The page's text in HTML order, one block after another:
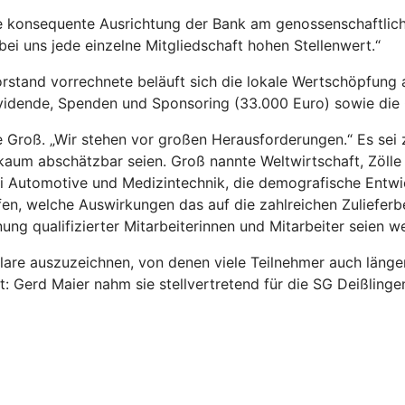
Ausrichtung der Bank am
uns jede einzelne Mitgliedschaft hohen Stellenwert.“
vorrechnete beläuft sich die lokale Wertschöpfung
Spenden und Sponsoring (33.000 Euro) sowie die
„Wir stehen vor großen Herausforderungen.“ Es
abschätzbar seien. Groß nannte Weltwirtschaft,
und Medizintechnik, die demografische
welche Auswirkungen das auf die zahlreichen
qualifizierter Mitarbeiterinnen und Mitarbeiter seien
auszuzeichnen, von denen viele Teilnehmer auch
Maier nahm sie stellvertretend für die SG